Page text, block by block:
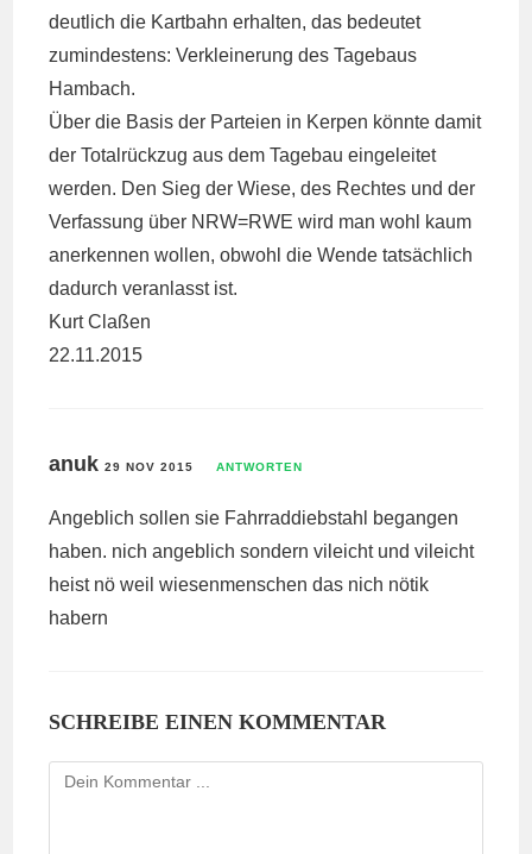
deutlich die Kartbahn erhalten, das bedeutet
zumindestens: Verkleinerung des Tagebaus
Hambach.
Über die Basis der Parteien in Kerpen könnte damit
der Totalrückzug aus dem Tagebau eingeleitet
werden. Den Sieg der Wiese, des Rechtes und der
Verfassung über NRW=RWE wird man wohl kaum
anerkennen wollen, obwohl die Wende tatsächlich
dadurch veranlasst ist.
Kurt Claßen
22.11.2015
anuk29 NOV 2015 ANTWORTEN
Angeblich sollen sie Fahrraddiebstahl begangen
haben. nich angeblich sondern vileicht und vileicht
heist nö weil wiesenmenschen das nich nötik
habern
SCHREIBE EINEN KOMMENTAR
Kommentieren